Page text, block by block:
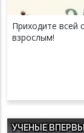
Приходите всей
взрослым!
УЧЕНЫЕ